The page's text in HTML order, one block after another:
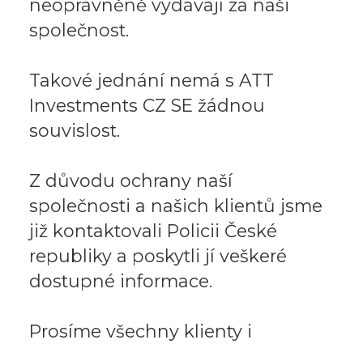
neoprávněně vydávají za naši
společnost.
Takové jednání nemá s ATT
Investments CZ SE žádnou
souvislost.
Z důvodu ochrany naší
společnosti a našich klientů jsme
již kontaktovali Policii České
republiky a poskytli jí veškeré
dostupné informace.
Prosíme všechny klienty i